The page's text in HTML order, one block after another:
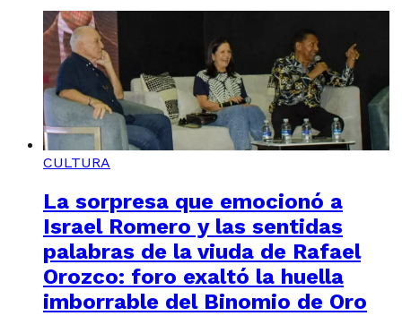
CULTURA
La sorpresa que emocionó a
Israel Romero y las sentidas
palabras de la viuda de Rafael
Orozco: foro exaltó la huella
imborrable del Binomio de Oro